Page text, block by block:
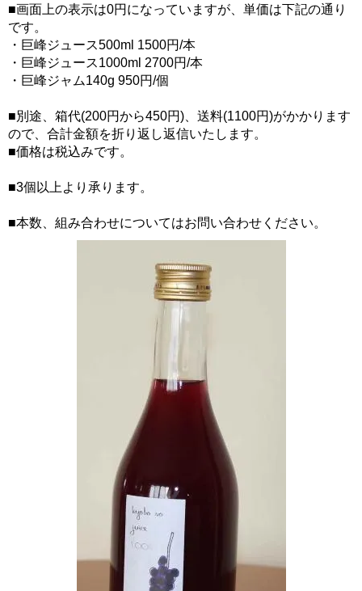
■画面上の表示は0円になっていますが、単価は下記の通り
です。
・巨峰ジュース500ml 1500円/本
・巨峰ジュース1000ml 2700円/本
・巨峰ジャム140g 950円/個
■別途、箱代(200円から450円)、送料(1100円)がかかります
ので、合計金額を折り返し返信いたします。
■価格は税込みです。
■3個以上より承ります。
■本数、組み合わせについてはお問い合わせください。